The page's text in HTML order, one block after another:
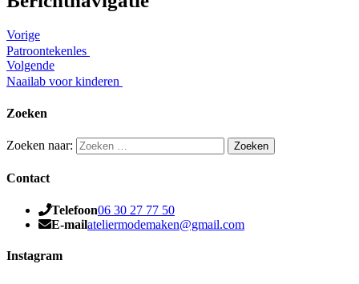
Vorige
Patroontekenles
Volgende
Naailab voor kinderen
Zoeken
Zoeken naar:
Contact
Telefoon06 30 27 77 50
E-mailateliermodemaken@gmail.com
Instagram